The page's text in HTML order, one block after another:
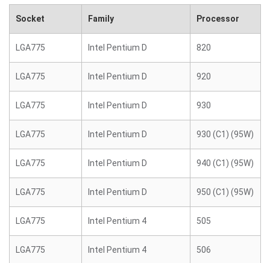
Socket Family Processor
LGA775 Intel Pentium D 820
LGA775 Intel Pentium D 920
LGA775 Intel Pentium D 930
LGA775 Intel Pentium D 930 (C1) (95W)
LGA775 Intel Pentium D 940 (C1) (95W)
LGA775 Intel Pentium D 950 (C1) (95W)
LGA775 Intel Pentium 4 505
LGA775 Intel Pentium 4 506